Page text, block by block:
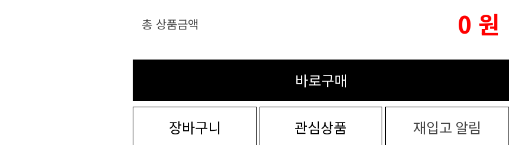
총 상품금액 0 원
바로구매
장바구니 관심상품 재입고 알림